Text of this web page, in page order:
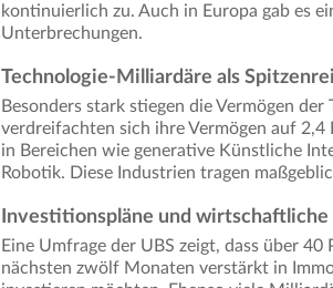
kontinuierlich zu. Auch in Europa gab es
Unterbrechungen.
Technologie-Milliardäre als
Besonders stark stiegen die Vermögen
verdreifachten sich ihre Vermögen auf
in Bereichen wie generative Künstliche
Robotik. Diese Industrien tragen
Investitionspläne und wirtschaftliche
Eine Umfrage der UBS zeigt, dass über
nächsten zwölf Monaten verstärkt in